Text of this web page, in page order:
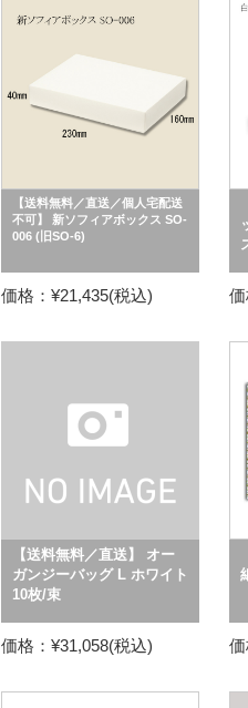
【送料無料／直送／個人宅配送
不可】 新ソフィアボックス SO-
006 (旧SO-6)
価格：¥21,435(税込)
【送料無料／直送】 オー
ガンジーバッグ L ホワイト
10枚/束
価格：¥31,058(税込)